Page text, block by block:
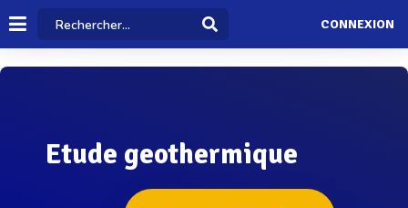
CONNEXION
Etude geothermique